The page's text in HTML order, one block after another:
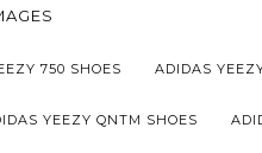
750 SHOES ADIDAS
YEEZY QNTM SHOES